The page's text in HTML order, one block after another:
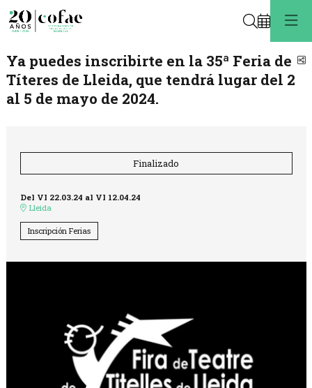
Buscar
Ya puedes inscribirte en la 35ª Feria de
Títeres de Lleida, que tendrá lugar del 2
al 5 de mayo de 2024.
Finalizado
Del VI 22.03.24 al VI 12.04.24
Lleida
Inscripción Ferias